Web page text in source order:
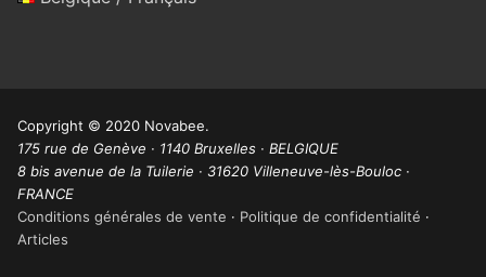
Copyright © 2020 Novabee.
175 rue de Genève · 1140 Bruxelles · BELGIQUE
8 bis avenue de la Tuilerie · 31620 Villeneuve-lès-Bouloc ·
FRANCE
Conditions générales de vente · Politique de confidentialité ·
Articles